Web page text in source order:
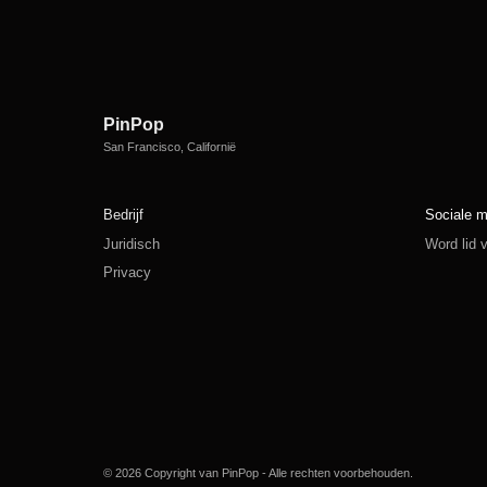
PinPop
San Francisco, Californië
Bedrijf
Juridisch
Privacy
Sociale
Word lid
© 2026 Copyright van PinPop - Alle rechten voorbehouden.